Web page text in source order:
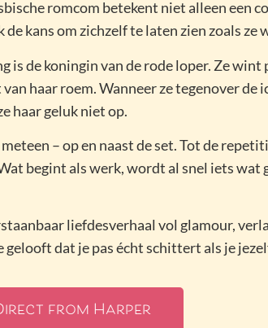
romcom betekent niet alleen een
kans om zichzelf te laten zien zoals ze
is de koningin van de rode loper. Ze
haar roem. Wanneer ze tegenover de
haar geluk niet op.
– op en naast de set. Tot de
begint als werk, wordt al snel iets wat
liefdesverhaal vol glamour,
gelooft dat je pas écht schittert als je
from Harper